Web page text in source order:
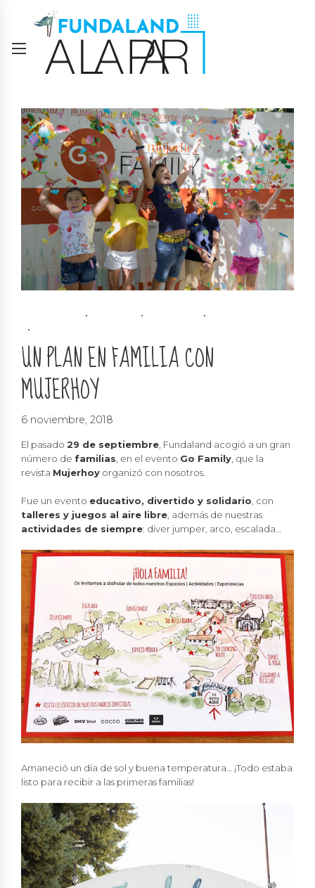
UN PLAN EN FAMILIA CON
MUJERHOY
6 noviembre, 2018
El pasado 29 de septiembre, Fundaland acogió a un gran
número de familias, en el evento Go Family, que la
revista Mujerhoy organizó con nosotros.
Fue un evento educativo, divertido y solidario, con
talleres y juegos al aire libre, además de nuestras
actividades de siempre: diver jumper, arco, escalada…
Amaneció un día de sol y buena temperatura… ¡Todo estaba
listo para recibir a las primeras familias!